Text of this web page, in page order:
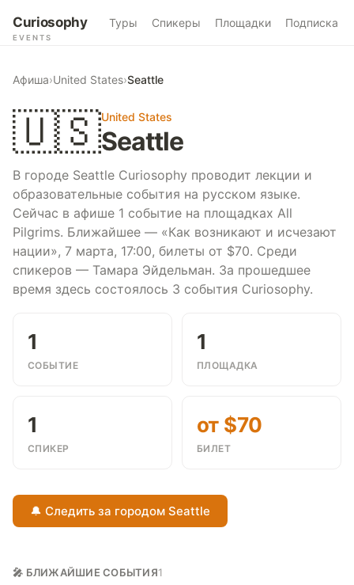
Curiosophy
EVENTS
Туры Спикеры Площадки Подписка
Афиша›United States›Seattle
🇺🇸United States
Seattle
В городе Seattle Curiosophy проводит лекции и
образовательные события на русском языке.
Сейчас в афише 1 событие на площадках All
Pilgrims. Ближайшее — «Как возникают и исчезают
нации», 7 марта, 17:00, билеты от $70. Среди
спикеров — Тамара Эйдельман. За прошедшее
время здесь состоялось 3 события Curiosophy.
1
СОБЫТИЕ
1
ПЛОЩАДКА
1
СПИКЕР
от $70
БИЛЕТ
🔔 Следить за городом Seattle
🎤 БЛИЖАЙШИЕ СОБЫТИЯ1